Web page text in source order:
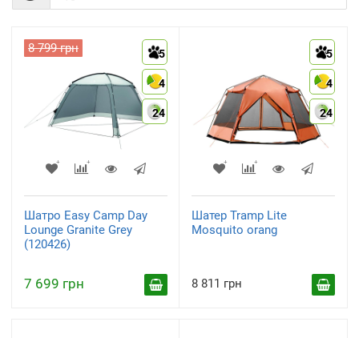
5
4
24
8 799 грн
Шатро Easy Camp Day
Lounge Granite Grey
(120426)
7 699 грн
5
4
24
Шатер Tramp Lite
Mosquito orang
8 811 грн